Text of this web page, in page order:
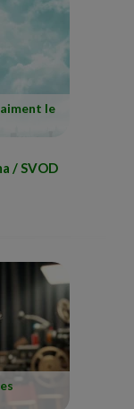
le
/ SVOD